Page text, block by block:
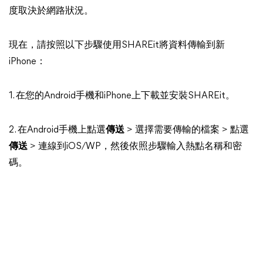
度取決於網路狀況。
現在，請按照以下步驟使用SHAREit將資料傳輸到新
iPhone：
1. 在您的Android手機和iPhone上下載並安裝SHAREit。
2. 在Android手機上點選傳送 > 選擇需要傳輸的檔案 > 點選
傳送 > 連線到iOS/WP，然後依照步驟輸入熱點名稱和密
碼。